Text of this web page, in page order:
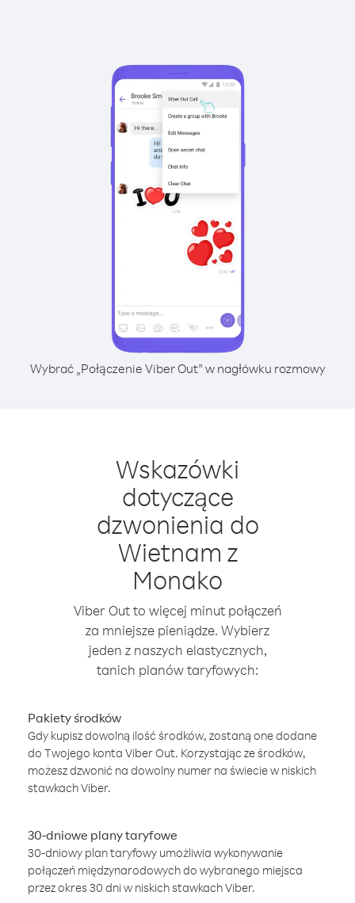
Wybrać „Połączenie Viber Out” w nagłówku rozmowy
Wskazówki
dotyczące
dzwonienia do
Wietnam z
Monako
Viber Out to więcej minut połączeń
za mniejsze pieniądze. Wybierz
jeden z naszych elastycznych,
tanich planów taryfowych:
Pakiety środków
Gdy kupisz dowolną ilość środków, zostaną one dodane
do Twojego konta Viber Out. Korzystając ze środków,
możesz dzwonić na dowolny numer na świecie w niskich
stawkach Viber.
30-dniowe plany taryfowe
30-dniowy plan taryfowy umożliwia wykonywanie
połączeń międzynarodowych do wybranego miejsca
przez okres 30 dni w niskich stawkach Viber.